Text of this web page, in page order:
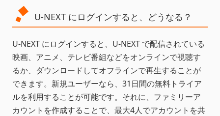
U-NEXT にログインすると、どうなる？
U-NEXT にログインすると、U-NEXT で配信されている
映画、アニメ、テレビ番組などをオンラインで視聴す
るか、ダウンロードしてオフラインで再生することが
できます。新規ユーザーなら、31日間の無料トライア
ルを利用することが可能です。それに、ファミリーア
カウントを作成することで、最大4人でアカウントを共